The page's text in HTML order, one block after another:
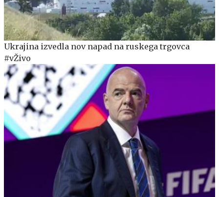
Ukrajina izvedla nov napad na ruskega trgovca
#vŽivo